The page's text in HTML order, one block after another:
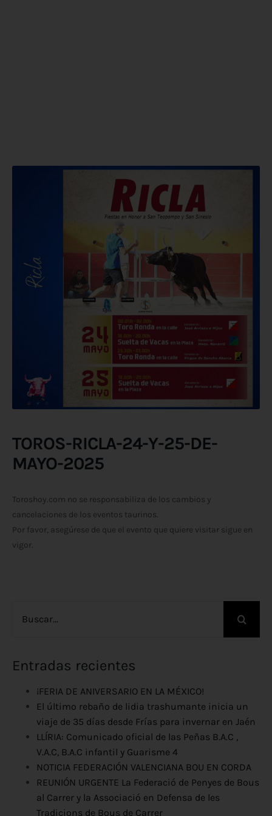
TOROS-RICLA-24-Y-25-DE-
MAYO-2025
Toroshoy.com no se responsabiliza de los cambios y
cancelaciones de los eventos taurinos.
Por favor, asegúrese de que el evento que quiere visitar sigue en
vigor.
Entradas recientes
¡FERIA DE ANIVERSARIO EN LA MÉXICO!
El último rebaño de lidia trashumante inicia un
viaje de 35 días desde Frías para invernar en Jaén
LLÍRIA: Comunicado oficial de las Peñas B.A.C ,
V.A.C, B.A.C infantil y Guarisme 4
NOTICIA FEDERACIÓN VALENCIANA BOU EN CORDA
REUNIÓN URGENTE La Federació de Penyes de Bous
al Carrer y la Associació en Defensa de les
Tradicions de Bous de Carrer